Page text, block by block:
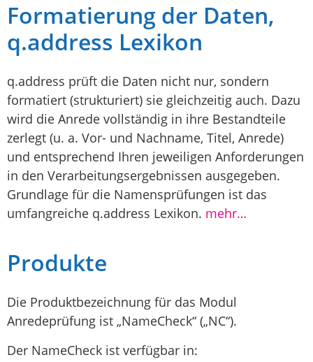
Formatierung der Daten,
q.address Lexikon
q.address prüft die Daten nicht nur, sondern
formatiert (strukturiert) sie gleichzeitig auch. Dazu
wird die Anrede vollständig in ihre Bestandteile
zerlegt (u. a. Vor- und Nachname, Titel, Anrede)
und entsprechend Ihren jeweiligen Anforderungen
in den Verarbeitungsergebnissen ausgegeben.
Grundlage für die Namensprüfungen ist das
umfangreiche q.address Lexikon. mehr…
Produkte
Die Produktbezeichnung für das Modul
Anredeprüfung ist „NameCheck“ („NC“).
Der NameCheck ist verfügbar in: